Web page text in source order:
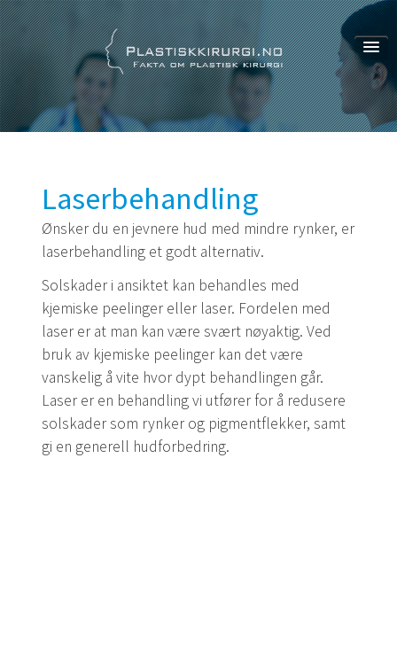
Om oss
Om oss
Bidragsytere
Personvern
Laserbehandling
Ønsker du en jevnere hud med mindre rynker, er
laserbehandling et godt alternativ.
Solskader i ansiktet kan behandles med
kjemiske peelinger eller laser. Fordelen med
laser er at man kan være svært nøyaktig. Ved
bruk av kjemiske peelinger kan det være
vanskelig å vite hvor dypt behandlingen går.
Laser er en behandling vi utfører for å redusere
solskader som rynker og pigmentflekker, samt
gi en generell hudforbedring.